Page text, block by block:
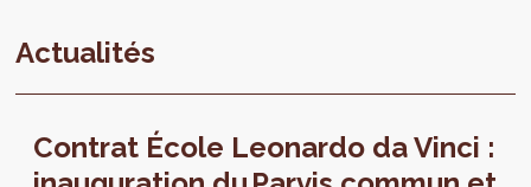
Actualités
Contrat École Leonardo da Vinci :